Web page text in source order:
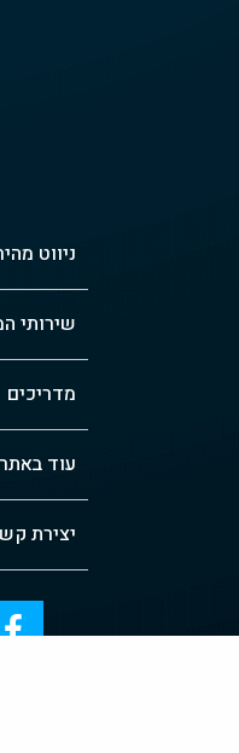
ניווט
שירותי
מדריכים
עוד באתר
יצירת